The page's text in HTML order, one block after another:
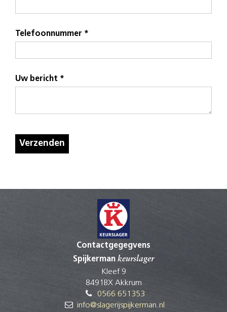
Telefoonnummer *
Uw bericht *
Verzenden
Contactgegegvens
Spijkerman keurslager
Kleef 9
8491BX Akkrum
0566 651353
info@slagerijspijkerman.nl